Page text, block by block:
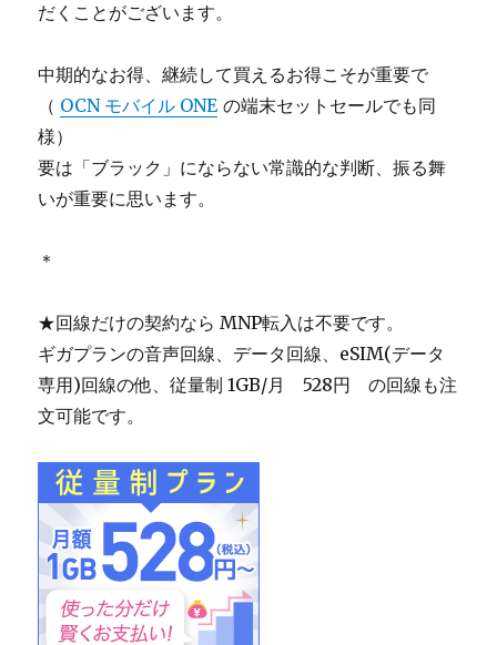
だくことがございます。
中期的なお得、継続して買えるお得こそが重要で
（ OCN モバイル ONE の端末セットセールでも同
様）
要は「ブラック」にならない常識的な判断、振る舞
いが重要に思います。
＊
★回線だけの契約なら MNP転入は不要です。
ギガプランの音声回線、データ回線、eSIM(データ
専用)回線の他、従量制 1GB/月 528円 の回線も注
文可能です。